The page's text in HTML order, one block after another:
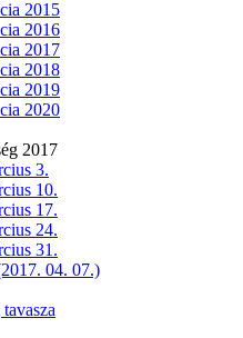
2015
2016
2017
2018
2019
2020
2017
3.
10.
17.
24.
31.
04. 07.)